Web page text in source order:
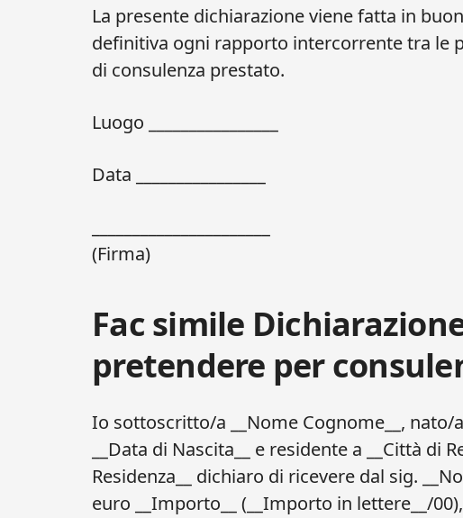
La presente dichiarazione viene fatta in
definitiva ogni rapporto intercorrente tra le
di consulenza prestato.
Luogo ________________
Data ________________
(Firma)
Fac simile
pretendere per
Io sottoscritto/a __Nome Cognome__, nato/
__Data di Nascita__ e residente a __Città di
Residenza__ dichiaro di ricevere dal sig.
euro __Importo__ (__Importo in lettere__/